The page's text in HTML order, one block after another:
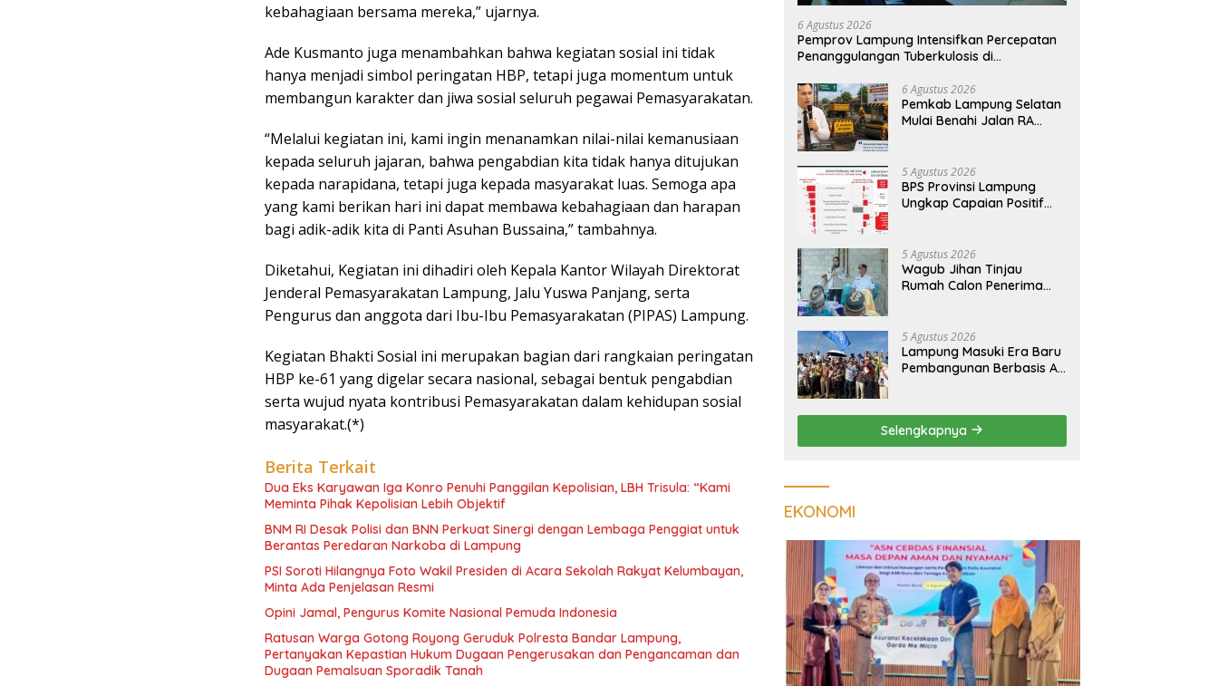
kebahagiaan bersama mereka,” ujarnya.
Ade Kusmanto juga menambahkan bahwa kegiatan sosial ini tidak
hanya menjadi simbol peringatan HBP, tetapi juga momentum untuk
membangun karakter dan jiwa sosial seluruh pegawai Pemasyarakatan.
“Melalui kegiatan ini, kami ingin menanamkan nilai-nilai kemanusiaan
kepada seluruh jajaran, bahwa pengabdian kita tidak hanya ditujukan
kepada narapidana, tetapi juga kepada masyarakat luas. Semoga apa
yang kami berikan hari ini dapat membawa kebahagiaan dan harapan
bagi adik-adik kita di Panti Asuhan Bussaina,” tambahnya.
Diketahui, Kegiatan ini dihadiri oleh Kepala Kantor Wilayah Direktorat
Jenderal Pemasyarakatan Lampung, Jalu Yuswa Panjang, serta
Pengurus dan anggota dari Ibu-Ibu Pemasyarakatan (PIPAS) Lampung.
Kegiatan Bhakti Sosial ini merupakan bagian dari rangkaian peringatan
HBP ke-61 yang digelar secara nasional, sebagai bentuk pengabdian
serta wujud nyata kontribusi Pemasyarakatan dalam kehidupan sosial
masyarakat.(*)
Berita Terkait
Dua Eks Karyawan Iga Konro Penuhi Panggilan Kepolisian, LBH Trisula: “Kami
Meminta Pihak Kepolisian Lebih Objektif
BNM RI Desak Polisi dan BNN Perkuat Sinergi dengan Lembaga Penggiat untuk
Berantas Peredaran Narkoba di Lampung
PSI Soroti Hilangnya Foto Wakil Presiden di Acara Sekolah Rakyat Kelumbayan,
Minta Ada Penjelasan Resmi
Opini Jamal, Pengurus Komite Nasional Pemuda Indonesia
Ratusan Warga Gotong Royong Geruduk Polresta Bandar Lampung,
Pertanyakan Kepastian Hukum Dugaan Pengerusakan dan Pengancaman dan
Dugaan Pemalsuan Sporadik Tanah
6 Agustus 2026
Pemprov Lampung Intensifkan Percepatan
Penanggulangan Tuberkulosis di
6 Agustus 2026
Pemkab Lampung Selatan
Mulai Benahi Jalan RA
Demi Keselamatan
Pengguna Jalan
5 Agustus 2026
BPS Provinsi Lampung
Ungkap Capaian Positif
Ekonomi Terus Tumbuh
5 Agustus 2026
Wagub Jihan Tinjau
Rumah Calon Penerima
dan Serap Aspirasi
Masyarakat
5 Agustus 2026
Lampung Masuki Era Baru
Pembangunan Berbasis AI,
Mengorbit
Selengkapnya
EKONOMI